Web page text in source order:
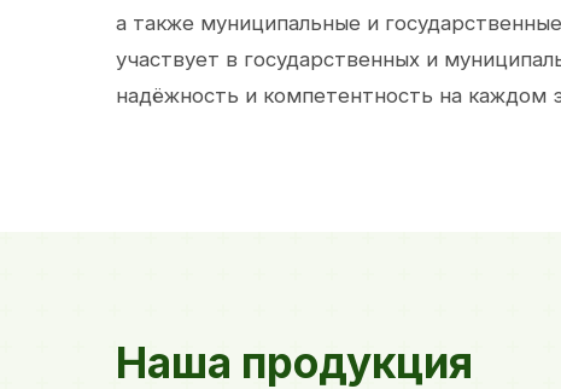
а также муниципальные и
участвует в государственных и
надёжность и компетентность на каждом
Наша продукция